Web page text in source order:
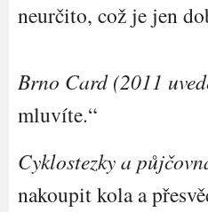
neurčito, což je jen
Brno Card (2011
mluvíte.“
Cyklostezky a
nakoupit kola a